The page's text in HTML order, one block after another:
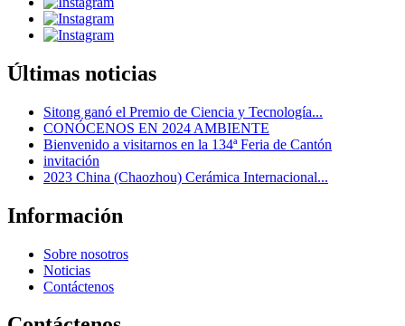
Últimas noticias
Sitong ganó el Premio de Ciencia y Tecnología...
CONÓCENOS EN 2024 AMBIENTE
Bienvenido a visitarnos en la 134ª Feria de Cantón
invitación
2023 China (Chaozhou) Cerámica Internacional...
Información
Sobre nosotros
Noticias
Contáctenos